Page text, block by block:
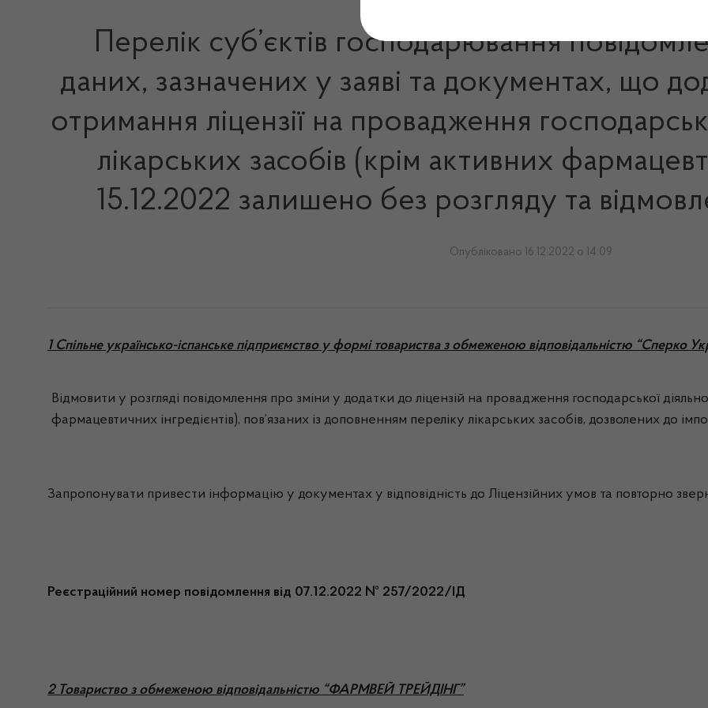
Перелік суб’єктів господарювання
даних, зазначених у заяві та документах, що
отримання ліцензії на провадження
лікарських засобів (крім активних
15.12.2022 залишено без розгляду та
Опубліковано 16.12.2022 о 14:09
1 Спільне українсько-іспанське підприємство у формі товариства з обмеженою відповідальністю “Сперко
Відмовити у розгляді повідомлення про зміни у додатки до ліцензій на провадження господарської
фармацевтичних інгредієнтів), пов’язаних із доповненням переліку лікарських засобів, дозволених до
Запропонувати привести інформацію у документах у відповідність до Ліцензійних умов та повторно
Реєстраційний номер повідомлення від 07.12.2022 № 257/2022/ІД
2 Товариство з обмеженою відповідальністю “ФАРМВЕЙ ТРЕЙДІНГ”